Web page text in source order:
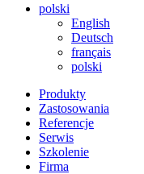
polski
English
Deutsch
français
polski
Produkty
Zastosowania
Referencje
Serwis
Szkolenie
Firma